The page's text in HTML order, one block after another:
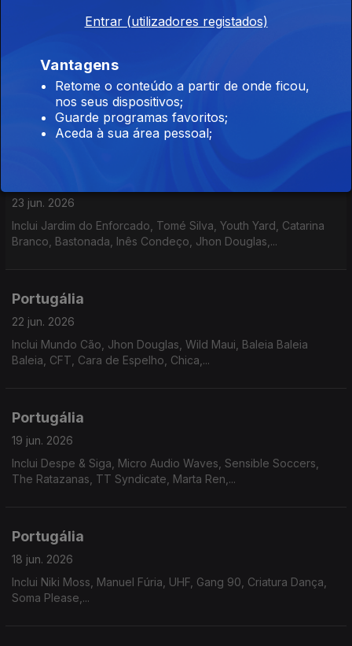
Portugália
24 jun. 2026
Inclui Micro Audio Waves, Fernando Martins, Youth Yard,
Duques do Precariado, Novos Românticos, Niki Moss,...
23 jun. 2026
Inclui Jardim do Enforcado, Tomé Silva, Youth Yard, Catarina
Branco, Bastonada, Inês Condeço, Jhon Douglas,...
Portugália
22 jun. 2026
Inclui Mundo Cão, Jhon Douglas, Wild Maui, Baleia Baleia
Baleia, CFT, Cara de Espelho, Chica,...
Portugália
19 jun. 2026
Inclui Despe & Siga, Micro Audio Waves, Sensible Soccers,
The Ratazanas, TT Syndicate, Marta Ren,...
Portugália
18 jun. 2026
Inclui Niki Moss, Manuel Fúria, UHF, Gang 90, Criatura Dança,
Soma Please,...
Entrar (utilizadores registados)
Vantagens
Retome o conteúdo a partir de onde ficou,
nos seus dispositivos;
Guarde programas favoritos;
Aceda à sua área pessoal;